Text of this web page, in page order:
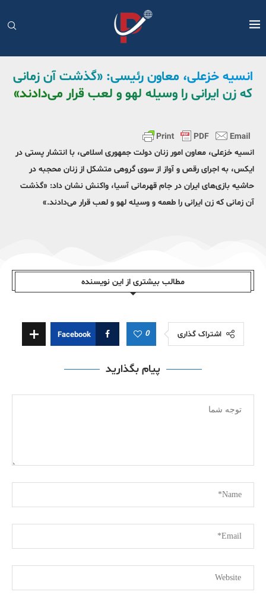
انسیه خزعلی، معاون رئیسی: «گذشت آن زمانی
که زن ایرانی را وسیله لهو و لعب قرار می‌دادند»
انسیه خزعلی، معاون امور زنان دولت جمهوری اسلامی، با انتشار پستی در
ایکس، به اجرای رقص و آواز از سوی گروهی متشکل از زنان محجبه در
حاشیه بازی‌های ایران در جام قهرمانی آسیا، واکنش نشان داد: «گذشت
آن زمانی که زن ایرانی را طعمه و وسیله لهو و لعب قرار می‌دادند.»
مطالب بیشتری از این نویسندە
اشتراک گذاری 0
Facebook
پیام بگذارید